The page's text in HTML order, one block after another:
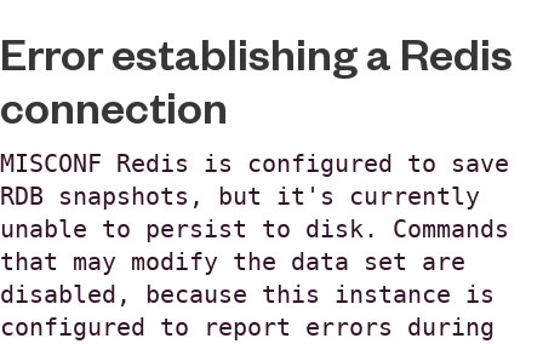
Error establishing a Redis
connection
MISCONF Redis is configured to save
RDB snapshots, but it's currently
unable to persist to disk. Commands
that may modify the data set are
disabled, because this instance is
configured to report errors during